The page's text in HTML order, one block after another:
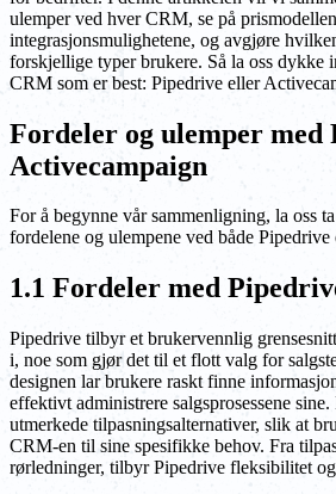
ulemper ved hver CRM, se på
integrasjonsmulighetene, og avgjøre
forskjellige typer brukere. Så la oss dykke
CRM som er best: Pipedrive eller
Fordeler og ulemper med
Activecampaign
For å begynne vår sammenligning, la oss
fordelene og ulempene ved både
1.1 Fordeler med
Pipedrive tilbyr et brukervennlig
i, noe som gjør det til et flott valg for
designen lar brukere raskt finne
effektivt administrere salgsprosessene
utmerkede tilpasningsalternativer, slik at
CRM-en til sine spesifikke behov. Fra
rørledninger, tilbyr Pipedrive fleksibilitet